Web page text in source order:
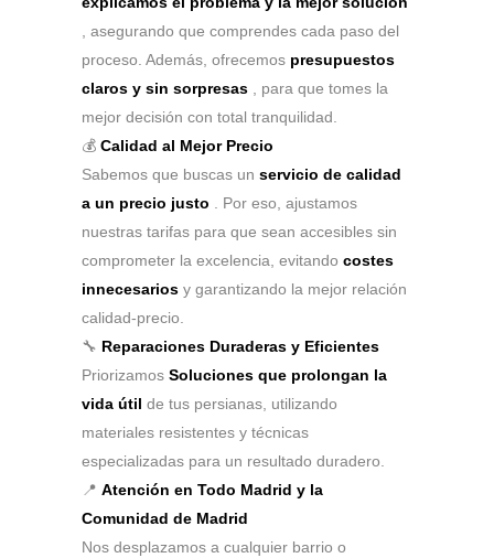
, asegurando que comprendes cada paso del
proceso. Además, ofrecemos presupuestos
claros y sin sorpresas , para que tomes la
mejor decisión con total tranquilidad.
💰 Calidad al Mejor Precio
Sabemos que buscas un servicio de calidad
a un precio justo . Por eso, ajustamos
nuestras tarifas para que sean accesibles sin
comprometer la excelencia, evitando costes
innecesarios y garantizando la mejor relación
calidad-precio.
🔧 Reparaciones Duraderas y Eficientes
Priorizamos Soluciones que prolongan la
vida útil de tus persianas, utilizando
materiales resistentes y técnicas
especializadas para un resultado duradero.
📍 Atención en Todo Madrid y la
Comunidad de Madrid
Nos desplazamos a cualquier barrio o